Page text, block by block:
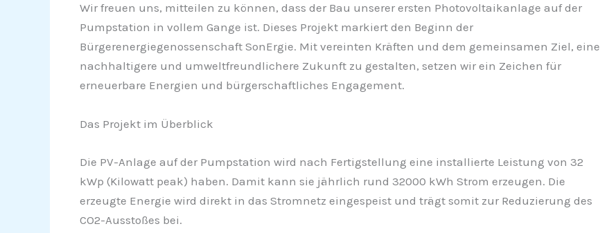
Wir freuen uns, mitteilen zu können, dass der Bau unserer ersten Photovoltaikanlage auf der
Pumpstation in vollem Gange ist. Dieses Projekt markiert den Beginn der
Bürgerenergiegenossenschaft SonErgie. Mit vereinten Kräften und dem gemeinsamen Ziel, eine
nachhaltigere und umweltfreundlichere Zukunft zu gestalten, setzen wir ein Zeichen für
erneuerbare Energien und bürgerschaftliches Engagement.
Das Projekt im Überblick
Die PV-Anlage auf der Pumpstation wird nach Fertigstellung eine installierte Leistung von 32
kWp (Kilowatt peak) haben. Damit kann sie jährlich rund 32000 kWh Strom erzeugen. Die
erzeugte Energie wird direkt in das Stromnetz eingespeist und trägt somit zur Reduzierung des
CO2-Ausstoßes bei.